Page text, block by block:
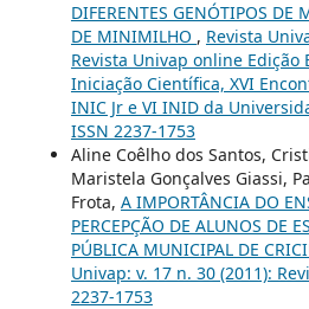
DIFERENTES GENÓTIPOS DE
DE MINIMILHO , Revista
Revista Univap online Edição
Iniciação Científica, XVI
INIC Jr e VI INID da
ISSN 2237-1753
Aline Coêlho dos Santos,
Maristela Gonçalves Giassi,
Frota, A IMPORTÂNCIA DO
PERCEPÇÃO DE ALUNOS DE
PÚBLICA MUNICIPAL DE
Univap: v. 17 n. 30 (2011):
2237-1753